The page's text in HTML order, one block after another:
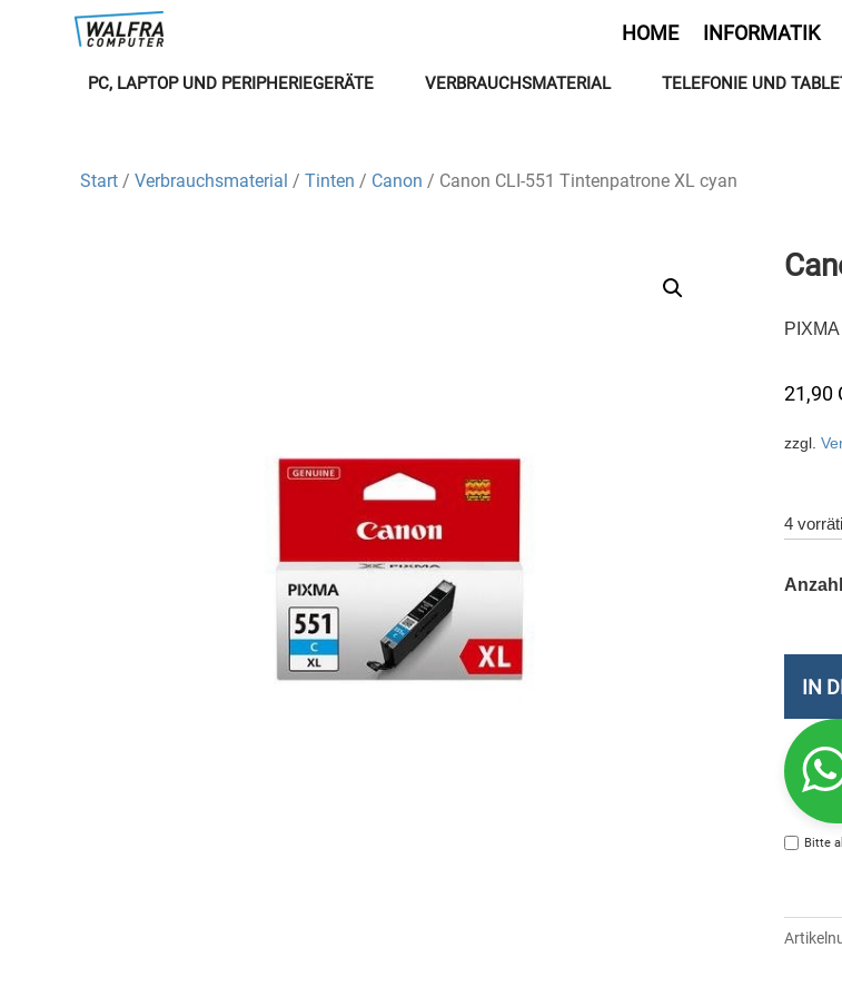
HOME INFORMATIK
PC, LAPTOP UND PERIPHERIEGERÄTE VERBRAUCHSMATERIAL TELEFONIE UND
Start / Verbrauchsmaterial / Tinten / Canon / Canon CLI-551 Tintenpatrone XL cyan
21,90
zzgl.
4
IN
Bitte